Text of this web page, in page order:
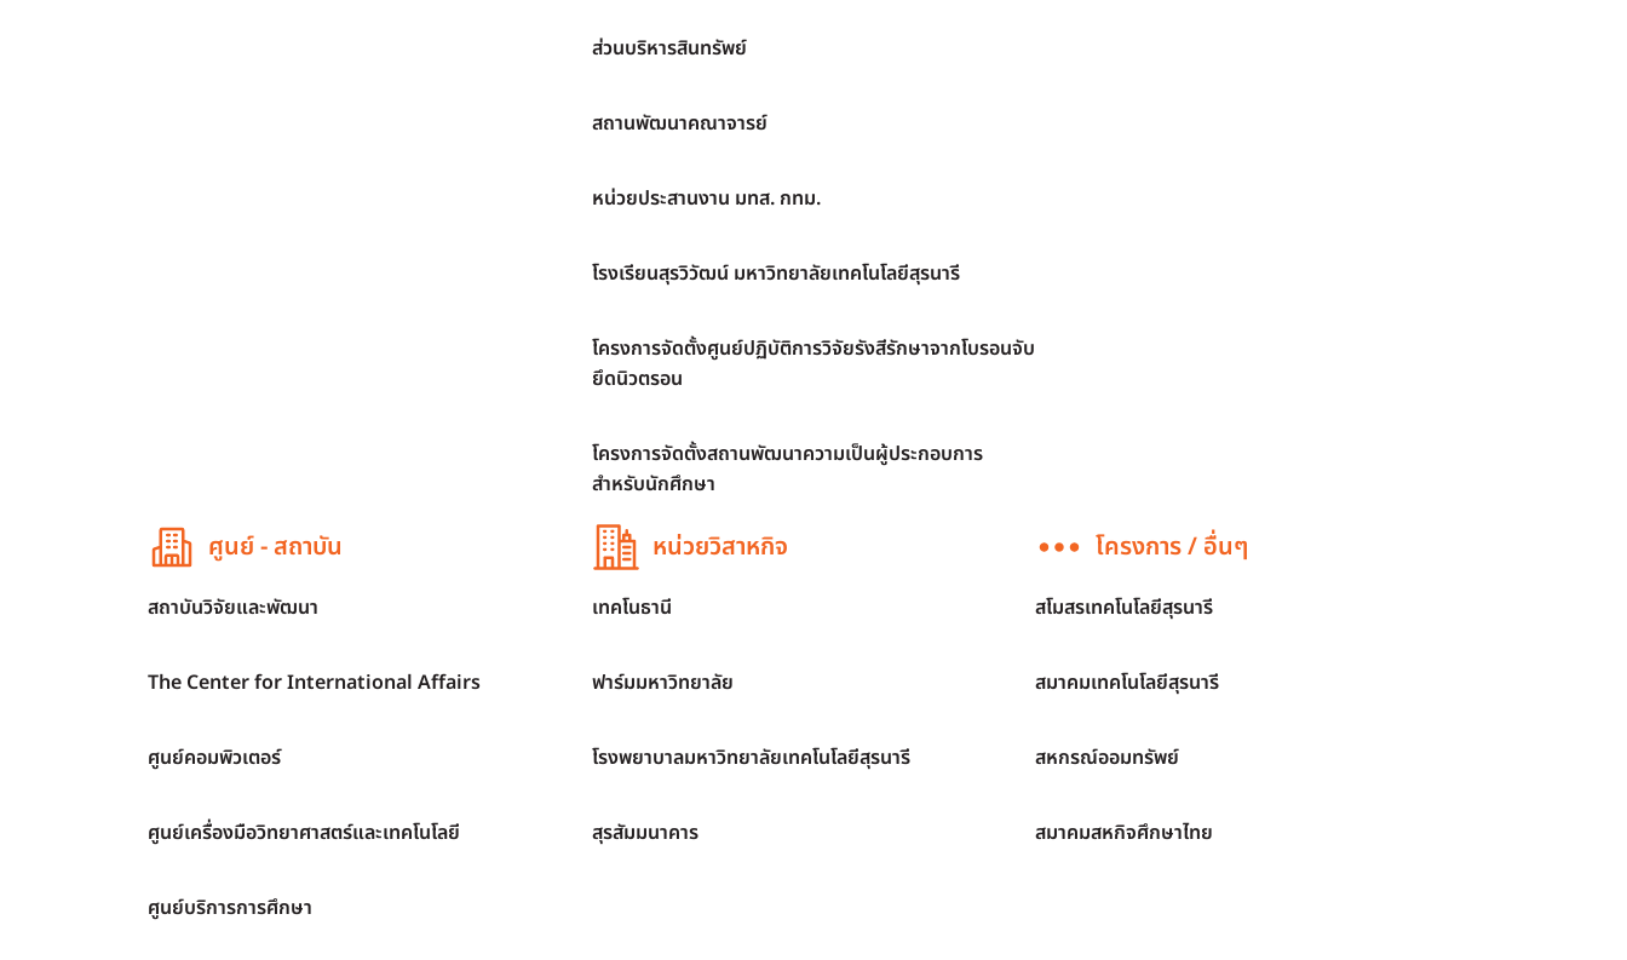
ส่วนบริหารสินทรัพย์
สถานพัฒนาคณาจารย์
หน่วยประสานงาน มทส. กทม.
โรงเรียนสุรวิวัฒน์ มหาวิทยาลัยเทคโนโลยีสุรนารี
โครงการจัดตั้งศูนย์ปฏิบัติการวิจัยรังสีรักษาจากโบรอนจับ
ยึดนิวตรอน
โครงการจัดตั้งสถานพัฒนาความเป็นผู้ประกอบการ
สำหรับนักศึกษา
ศูนย์ - สถาบัน
สถาบันวิจัยและพัฒนา
The Center for International Affairs
ศูนย์คอมพิวเตอร์
ศูนย์เครื่องมือวิทยาศาสตร์และเทคโนโลยี
ศูนย์บริการการศึกษา
หน่วยวิสาหกิจ
เทคโนธานี
ฟาร์มมหาวิทยาลัย
โรงพยาบาลมหาวิทยาลัยเทคโนโลยีสุรนารี
สุรสัมมนาคาร
โครงการ / อื่นๆ
สโมสรเทคโนโลยีสุรนารี
สมาคมเทคโนโลยีสุรนารี
สหกรณ์ออมทรัพย์
สมาคมสหกิจศึกษาไทย